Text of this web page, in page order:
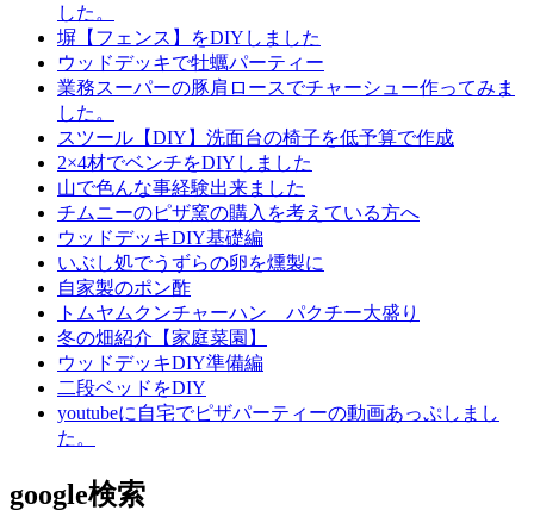
した。
塀【フェンス】をDIYしました
ウッドデッキで牡蠣パーティー
業務スーパーの豚肩ロースでチャーシュー作ってみま
した。
スツール【DIY】洗面台の椅子を低予算で作成
2×4材でベンチをDIYしました
山で色んな事経験出来ました
チムニーのピザ窯の購入を考えている方へ
ウッドデッキDIY基礎編
いぶし処でうずらの卵を燻製に
自家製のポン酢
トムヤムクンチャーハン パクチー大盛り
冬の畑紹介【家庭菜園】
ウッドデッキDIY準備編
二段ベッドをDIY
youtubeに自宅でピザパーティーの動画あっぷしまし
た。
google検索